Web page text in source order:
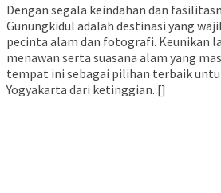
Dengan segala keindahan dan
Gunungkidul adalah destinasi yang
pecinta alam dan fotografi. Keunikan
menawan serta suasana alam yang
tempat ini sebagai pilihan terbaik
Yogyakarta dari ketinggian. []